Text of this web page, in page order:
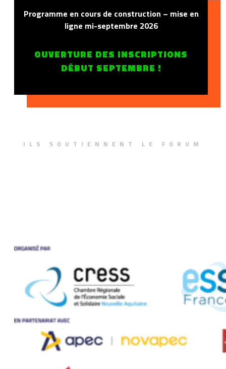
Programme en cours de construction – mise en
ligne mi-septembre 2026
OUVERTURE DES INSCRIPTIONS
DÉBUT SEPTEMBRE !
ILS SOUTIENNENT LE FORUM